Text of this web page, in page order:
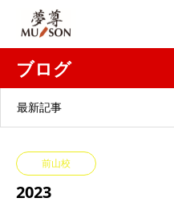
ブログ
最新記事
前山校
2023